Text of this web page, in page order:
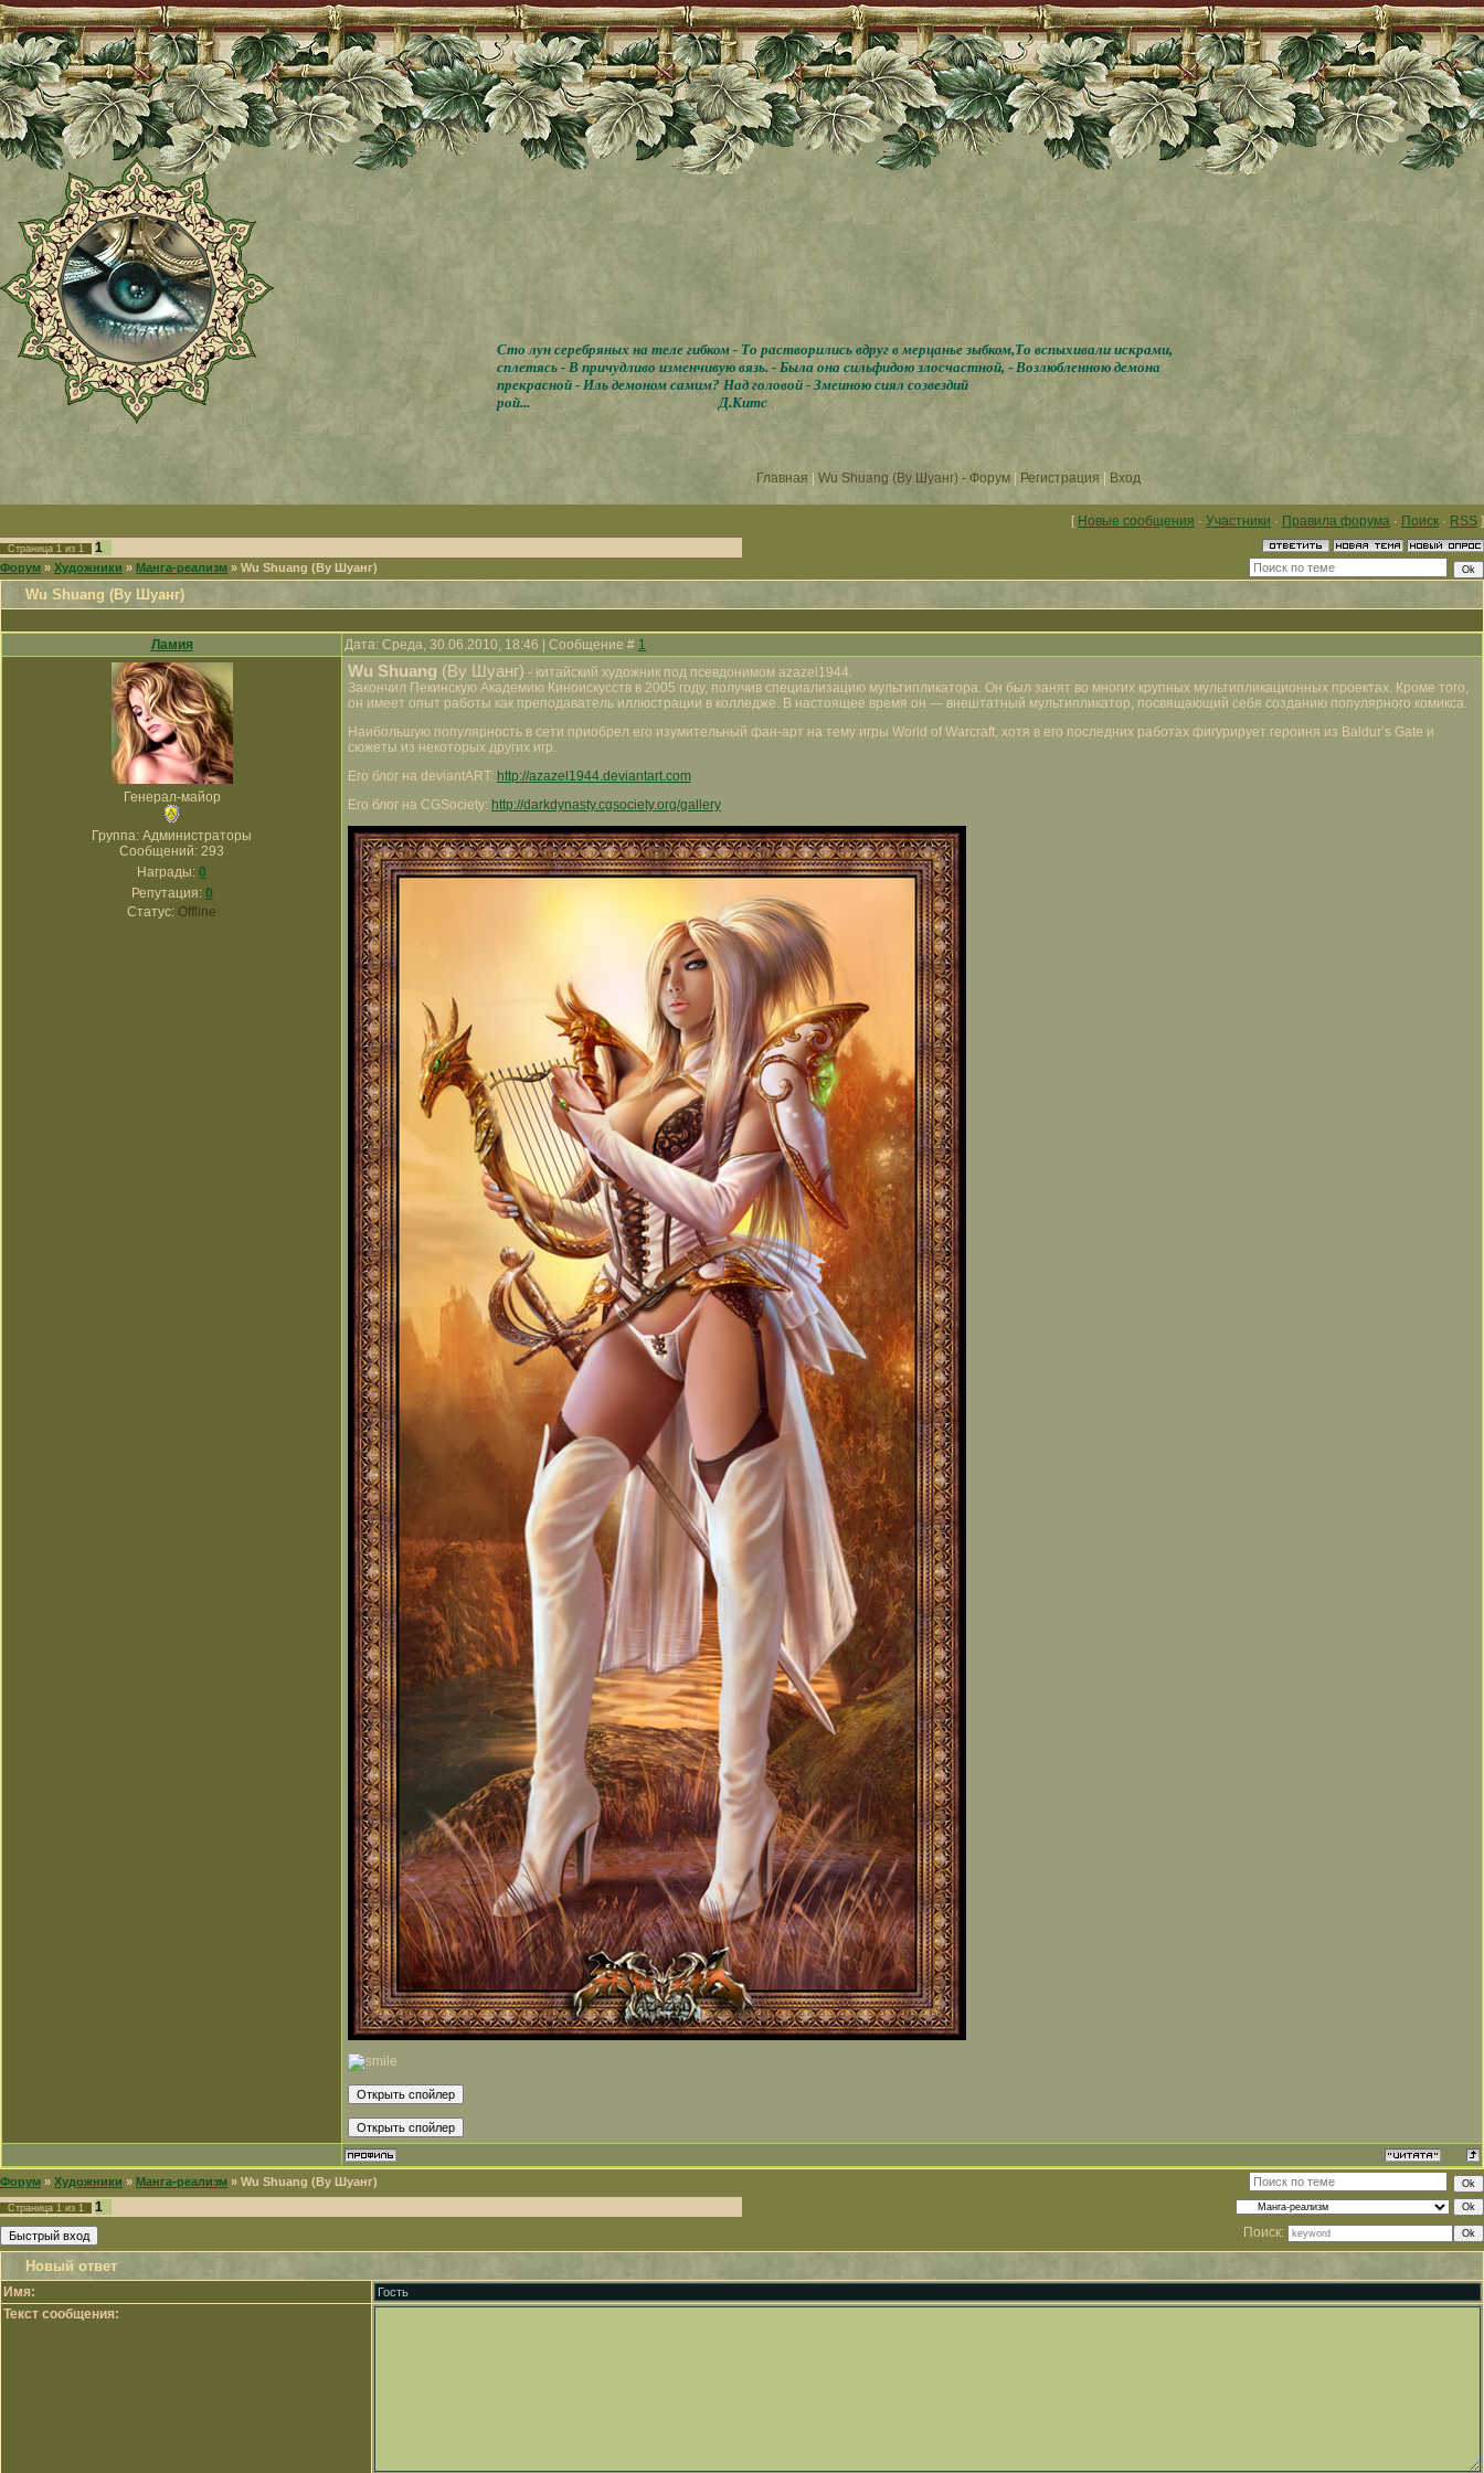
Сто лун серебряных на теле гибком - То растворились вдруг в мерцанье зыбком,То вспыхивали искрами,
сплетясь - В причудливо изменчивую вязь. - Была она сильфидою злосчастной, - Возлюбленною демона
прекрасной - Иль демоном самим? Над головой - Змеиною сиял созвездий
рой...
Д.Китс
Главная Wu Shuang (Ву Шуанг) - Форум Регистрация Вход
[ Новые сообщения · Участники · Правила форума · Поиск · RSS ]
Страница 1 из 1 1
Форум » Художники » Манга-реализм » Wu Shuang (Ву Шуанг)
Wu Shuang (Ву Шуанг)
Ламия Дата: Среда, 30.06.2010, 18:46 | Сообщение # 1
Генерал-майор
Группа: Администраторы
Сообщений: 293
Награды: 0
Репутация: 0
Статус: Offline
Wu Shuang (Ву Шуанг) - китайский художник под псевдонимом azazel1944.
Закончил Пекинскую Академию Киноискусств в 2005 году, получив специализацию мультипликатора. Он был занят во многих крупных мультипликационных проектах. Кроме того,
он имеет опыт работы как преподаватель иллюстрации в колледже. В настоящее время он — внештатный мультипликатор, посвящающий себя созданию популярного комикса.
Наибольшую популярность в сети приобрел его изумительный фан-арт на тему игры World of Warcraft, хотя в его последних работах фигурирует героиня из Baldur’s Gate и
сюжеты из некоторых других игр.
Его блог на deviantART: http://azazel1944.deviantart.com
Его блог на CGSociety: http://darkdynasty.cgsociety.org/gallery
Форум » Художники » Манга-реализм » Wu Shuang (Ву Шуанг)
Страница 1 из 1
1
Поиск:
Новый ответ
Имя:
Текст сообщения: